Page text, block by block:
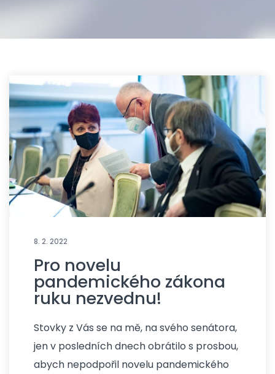
8. 2. 2022
Pro novelu
pandemického zákona
ruku nezvednu!
Stovky z Vás se na mě, na svého senátora,
jen v posledních dnech obrátilo s prosbou,
abych nepodpořil novelu pandemického